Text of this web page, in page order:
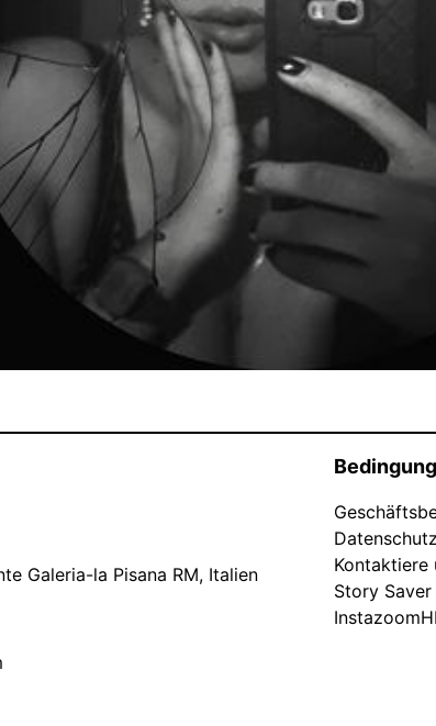
Galeria-la Pisana RM, Italien
Kontaktiere
Story Saver